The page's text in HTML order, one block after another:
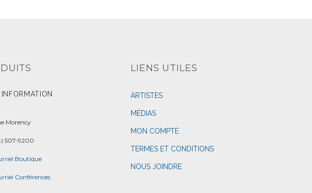
Morency
507-9200
Boutique
Conférences
LIENS UTILES
ARTISTES
MÉDIAS
MON COMPTE
TERMES ET CONDITIONS
NOUS JOINDRE